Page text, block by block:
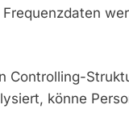
Controlling-
könne